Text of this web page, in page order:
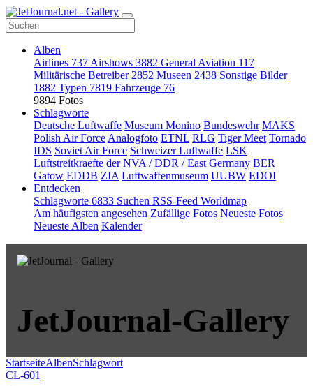
Alben
Airlines 737 Airshows 3882 General Aviation 117
Militärische Betreiber 2852 Museen 2438 Sonstige Bilder
1882 Typen 7819 Fahrzeuge 76
9894 Fotos
Schlagworte
Deutsche Luftwaffe Museum Monino Bundeswehr MAKS
Polish Air Force Analogfoto ETNL RLG Tiger Meet Tornado
IDS Soviet Air Force Schweizer Luftwaffe LSK
Luftstreitkraefte der NVA / DDR / East Germany BER
Gatow EDDB ZIA Luftwaffenmuseum UUBW EDOI
Entdecken
Schlagworte 6833 Suchen RSS-Feed Worldmap
Am häufigsten angesehen Zufällige Fotos Neueste Fotos
Neueste Alben Kalender
JetJournal-Gallery
StartseiteAlbenSchlagwort
CL-601